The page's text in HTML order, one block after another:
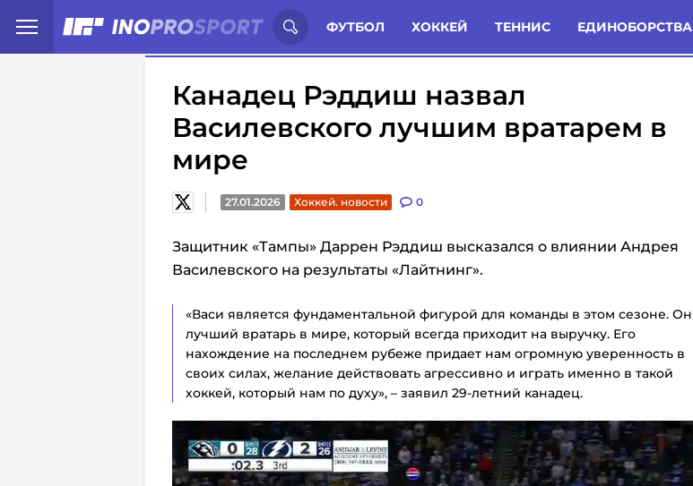
ФУТБОЛ ХОККЕЙ ТЕННИС ЕДИНОБОРСТВА
Иностранцы о спорте России: Статьи Комменты Новости
Канадец Рэддиш назвал
Василевского лучшим вратарем в
мире
27.01.2026 Хоккей. новости 0
Защитник «Тампы» Даррен Рэддиш высказался о влиянии Андрея
Василевского на результаты «Лайтнинг».
«Васи является фундаментальной фигурой для команды в этом сезоне. Он
лучший вратарь в мире, который всегда приходит на выручку. Его
нахождение на последнем рубеже придает нам огромную уверенность в
своих силах, желание действовать агрессивно и играть именно в такой
хоккей, который нам по духу», – заявил 29-летний канадец.